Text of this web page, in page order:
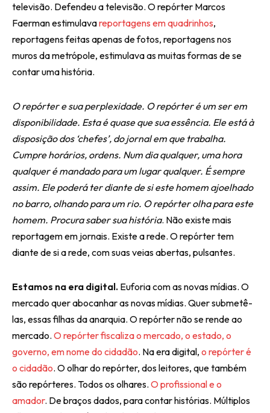
televisão. Defendeu a televisão. O repórter Marcos
Faerman estimulavareportagens em quadrinhos,
reportagens feitas apenas de fotos, reportagens nos
muros da metrópole, estimulava as muitas formas de se
contar uma história.
O repórter e sua perplexidade. O repórter é um ser em
disponibilidade. Esta é quase que sua essência. Ele está à
disposição dos ‘chefes’, do jornal em que trabalha.
Cumpre horários, ordens. Num dia qualquer, uma hora
qualquer é mandado para um lugar qualquer. É sempre
assim. Ele poderá ter diante de si este homem ajoelhado
no barro, olhando para um rio. O repórter olha para este
homem. Procura saber sua história. Não existe mais
reportagem em jornais. Existe a rede. O repórter tem
diante de si a rede, com suas veias abertas, pulsantes.
Estamos na era digital. Euforia com as novas mídias. O
mercado quer abocanhar as novas mídias. Quer submetê-
las, essas filhas da anarquia. O repórter não se rende ao
mercado. O repórter fiscaliza o mercado, o estado, o
governo, em nome do cidadão. Na era digital, o repórter é
o cidadão. O olhar do repórter, dos leitores, que também
são repórteres. Todos os olhares. O profissional e o
amador. De braços dados, para contar histórias. Múltiplos